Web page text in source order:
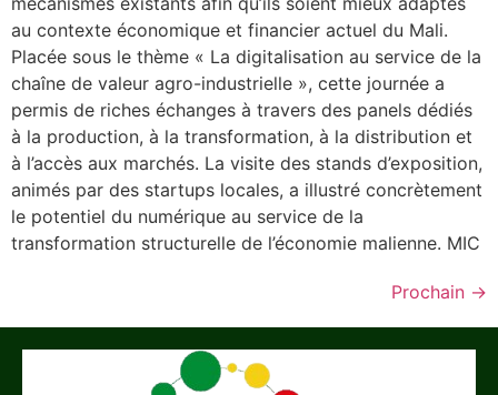
au contexte économique et financier actuel du Mali.
Placée sous le thème « La digitalisation au service de la
chaîne de valeur agro-industrielle », cette journée a
permis de riches échanges à travers des panels dédiés
à la production, à la transformation, à la distribution et
à l’accès aux marchés. La visite des stands d’exposition,
animés par des startups locales, a illustré concrètement
le potentiel du numérique au service de la
transformation structurelle de l’économie malienne. MIC
Prochain →